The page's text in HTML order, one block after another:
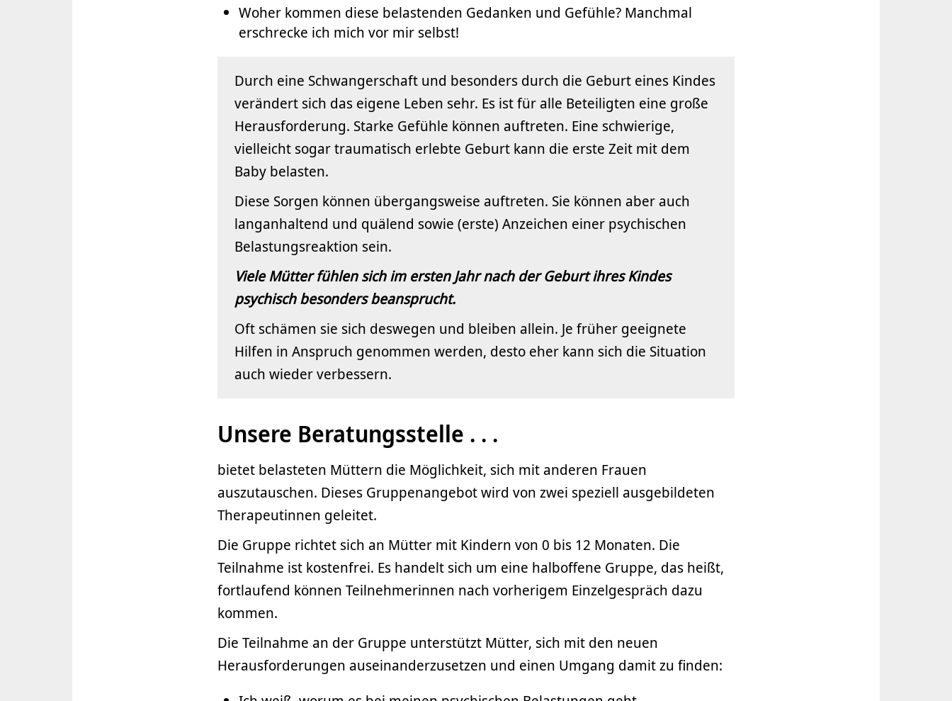
Woher kommen diese belastenden Gedanken und Gefühle? Manchmal
erschrecke ich mich vor mir selbst!
Durch eine Schwangerschaft und besonders durch die Geburt eines Kindes
verändert sich das eigene Leben sehr. Es ist für alle Beteiligten eine große
Herausforderung. Starke Gefühle können auftreten. Eine schwierige,
vielleicht sogar traumatisch erlebte Geburt kann die erste Zeit mit dem
Baby belasten.
Diese Sorgen können übergangsweise auftreten. Sie können aber auch
langanhaltend und quälend sowie (erste) Anzeichen einer psychischen
Belastungsreaktion sein.
Viele Mütter fühlen sich im ersten Jahr nach der Geburt ihres Kindes
psychisch besonders beansprucht.
Oft schämen sie sich deswegen und bleiben allein. Je früher geeignete
Hilfen in Anspruch genommen werden, desto eher kann sich die Situation
auch wieder verbessern.
Unsere Beratungsstelle . . .
bietet belasteten Müttern die Möglichkeit, sich mit anderen Frauen
auszutauschen. Dieses Gruppenangebot wird von zwei speziell ausgebildeten
Therapeutinnen geleitet.
Die Gruppe richtet sich an Mütter mit Kindern von 0 bis 12 Monaten. Die
Teilnahme ist kostenfrei. Es handelt sich um eine halboffene Gruppe, das heißt,
fortlaufend können Teilnehmerinnen nach vorherigem Einzelgespräch dazu
kommen.
Die Teilnahme an der Gruppe unterstützt Mütter, sich mit den neuen
Herausforderungen auseinanderzusetzen und einen Umgang damit zu finden: